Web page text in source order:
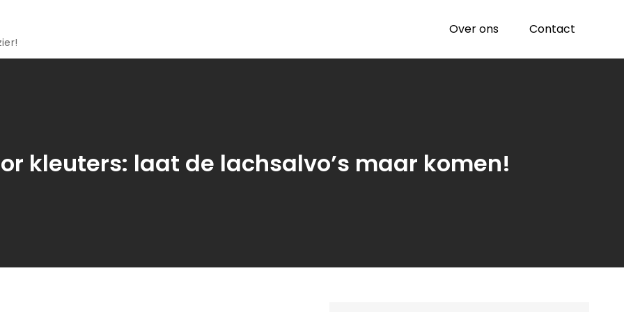
Over ons Contact
kleuters: laat de lachsalvo’s maar komen!